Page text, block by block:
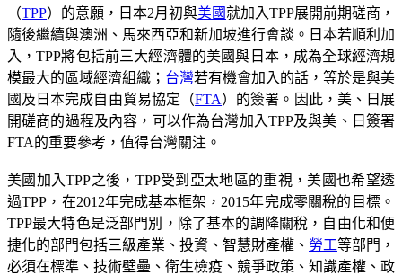
（TPP）的意願，日本2月初與美國就加入TPP展開前期磋商，
隨後繼續與澳洲、馬來西亞和新加坡進行會談。日本若順利加
入，TPP將包括前三大經濟體的美國與日本，成為全球經濟規
模最大的區域經濟組織； 台灣若有機會加入的話，等於是與美
國及日本完成自由貿易協定（FTA）的簽署。因此，美、日展
開磋商的過程及內容，可以作為台灣加入TPP及與美、日簽署
FTA的重要參考，值得台灣關注。
美國加入TPP之後，TPP受到亞太地區的重視，美國也希望透
過TPP，在2012年完成基本框架，2015年完成零關稅的目標。
TPP最大特色是泛部門別，除了基本的調降關稅，自由化和便
捷化的部門包括三級產業、投資、智慧財產權、 勞工等部門，
必須在標準、技術壁壘、衛生檢疫、競爭政策、知識產權、政